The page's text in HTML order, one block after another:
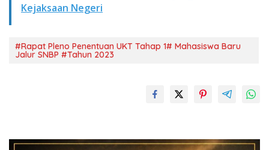
Kejaksaan Negeri
#Rapat Pleno Penentuan UKT Tahap 1# Mahasiswa Baru
Jalur SNBP #Tahun 2023